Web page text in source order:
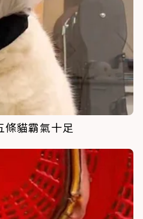
條貓霸氣十足